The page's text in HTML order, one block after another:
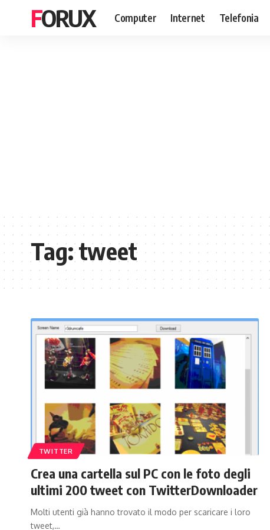
FORUX Computer Internet Telefonia
Tag:tweet
TWITTER
Crea una cartella sul PC con le foto degli
ultimi 200 tweet con TwitterDownloader
Molti utenti già hanno trovato il modo per scaricare i loro
tweet,…